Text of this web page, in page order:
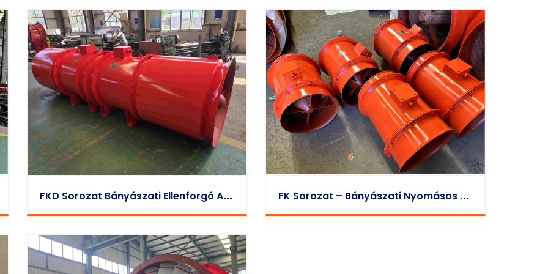
F
KD Sorozat Bányászati Ellenforgó Axiális Befúvó Helyi Ventilátor F
K Sorozat – Bányászati Nyomásos Axiális Helyi Ventilátor